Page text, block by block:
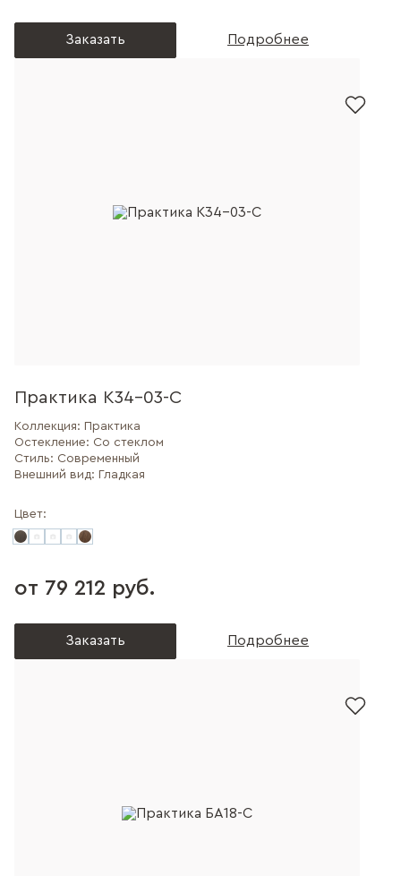
Заказать Подробнее
Практика К34-03-С
Коллекция: Практика
Остекление: Со стеклом
Стиль: Современный
Внешний вид: Гладкая
Цвет:
от 79 212 руб.
Заказать Подробнее